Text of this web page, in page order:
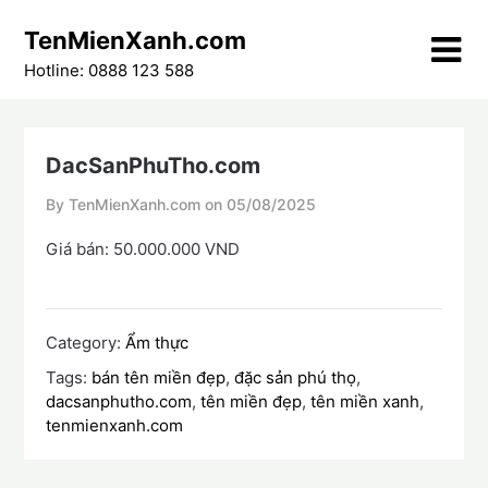
content
TenMienXanh.com
Hotline: 0888 123 588
DacSanPhuTho.com
By TenMienXanh.com on 05/08/2025
Giá bán: 50.000.000 VND
Category: Ẩm thực
Tags: bán tên miền đẹp,đặc sản phú thọ,
dacsanphutho.com,tên miền đẹp,tên miền xanh,
tenmienxanh.com